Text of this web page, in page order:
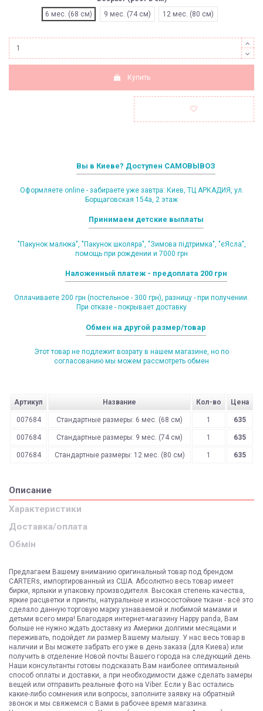
6 мес. (68 см)
9 мес. (74 см) 12 мес. (80 см)
Купить
Вы в Киеве? Доступен САМОВЫВОЗ
Оформляете online - забираете уже завтра: Киев, ТЦ АРКАДИЯ, ул.
Борщаговская 154а, 2 этаж
Принимаем детские выплаты
"Пакунок малюка", "Пакунок школяра", "Зимова підтримка", "єЯсла",
помощь при рождении и 7000 грн
Наложенный платеж - предоплата 200 грн
Оплачиваете 200 грн (постельное - 300 грн), разницу - при получении.
При отказе - покрывает доставку
Обмен на другой размер/товар
Этот товар не подлежит возрату в нашем магазине, но по
согласованию мы можем рассмотреть обмен
Артикул Название Кол-во Цена
007684 Стандартные размеры: 6 мес. (68 см) 1 635
007684 Стандартные размеры: 9 мес. (74 см) 1 635
007684 Стандартные размеры: 12 мес. (80 см) 1 635
Описание
Характеристики
Доставка/оплата
Обмін
Предлагаем Вашему вниманию оригинальный товар под брендом
CARTERs, импортированный из США. Абсолютно весь товар имеет
бирки, ярлыки и упаковку производителя. Высокая степень качества,
яркие расцветки и принты, натуральные и износостойкие ткани - всё это
сделало данную торговую марку узнаваемой и любимой мамами и
детьми всего мира! Благодаря интернет-магазину Happy panda, Вам
больше не нужно ждать доставку из Америки долгими месяцами и
переживать, подойдет ли размер Вашему малышу. У нас весь товар в
наличии и Вы можете забрать его уже в день заказа (для Киева) или
получить в отделение Новой почты Вашего города на следующий день.
Наши консультанты готовы подсказать Вам наиболее оптимальный
способ оплаты и доставки, а при необходимости даже сделать замеры
вещей или отправить реальные фото на Viber. Если у Вас остались
какие-либо сомнения или вопросы, заполните заявку на обратный
звонок и мы свяжемся с Вами в рабочее время магазина.